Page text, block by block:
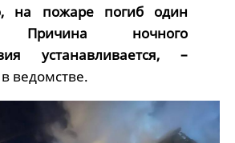
на пожаре погиб один
Причина ночного
устанавливается, –
ведомстве.